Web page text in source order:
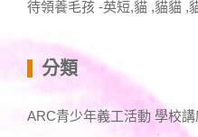
待領養毛孩 -英短,貓 ,貓貓 ,
分類
ARC青少年義工活動 學校講